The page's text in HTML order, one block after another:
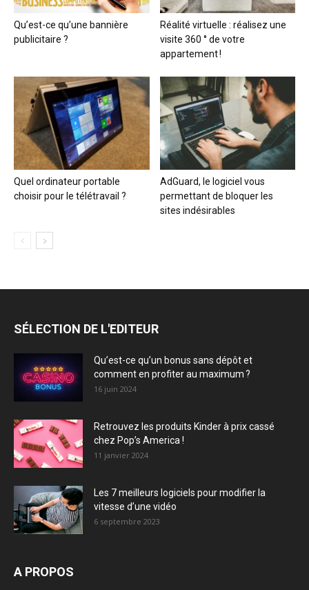
Qu’est-ce qu’une bannière
publicitaire ?
Réalité virtuelle : réalisez une
visite 360 ° de votre
appartement !
Quel ordinateur portable
choisir pour le télétravail ?
AdGuard, le logiciel vous
permettant de bloquer les
sites indésirables
SÉLECTION DE L'EDITEUR
Qu’est-ce qu’un bonus sans dépôt et
comment en profiter au maximum ?
16 juin 2024
Retrouvez les produits Kinder à prix cassé
chez Pop’s America !
11 janvier 2024
Les 7 meilleurs logiciels pour modifier la
vitesse d’une vidéo
6 septembre 2023
A PROPOS